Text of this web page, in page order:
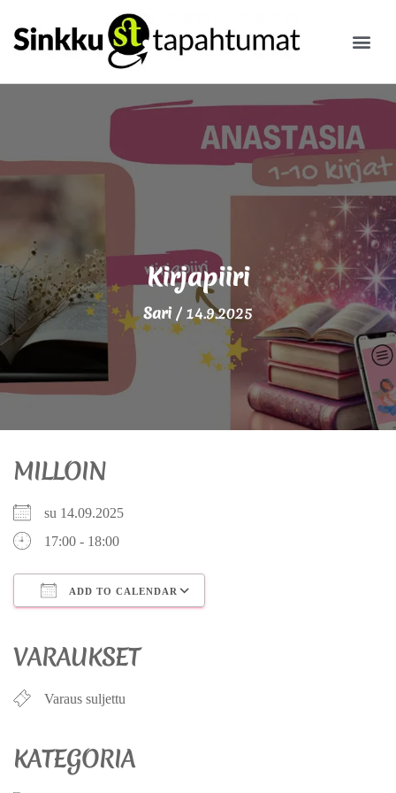
Kirjapiiri
Sari/ 14.9.2025
MILLOIN
su 14.09.2025
17:00 - 18:00
ADD TO CALENDAR
VARAUKSET
Varaus suljettu
KATEGORIA